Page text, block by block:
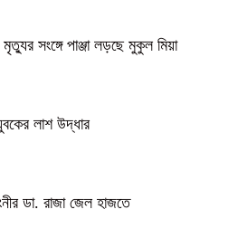
সংঙ্গে পাঞ্জা লড়ছে মুকুল মিয়া
লাশ উদ্ধার
ডা. রাজা জেল হাজতে